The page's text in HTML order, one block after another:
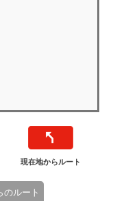
現在地からルート
のルート